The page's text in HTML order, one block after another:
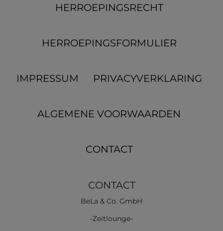
HERROEPINGS­RECHT
HERROEPINGS­FORMULIER
IMPRESSUM PRIVACYVERKLARING
ALGEMENE VOORWAARDEN
CONTACT
CONTACT
BeLa & Co. GmbH
-Zeitlounge-